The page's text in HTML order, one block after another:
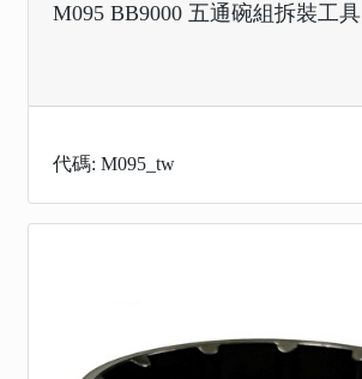
M095 BB9000 五通碗組拆裝工具
代碼: M095_tw